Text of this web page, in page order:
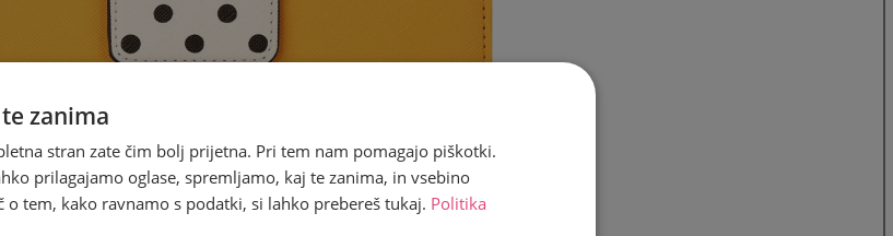
zanima
stran zate čim bolj prijetna. Pri tem nam pomagajo piškotki.
prilagajamo oglase, spremljamo, kaj te zanima, in vsebino
o tem, kako ravnamo s podatki, si lahko prebereš tukaj. Politika